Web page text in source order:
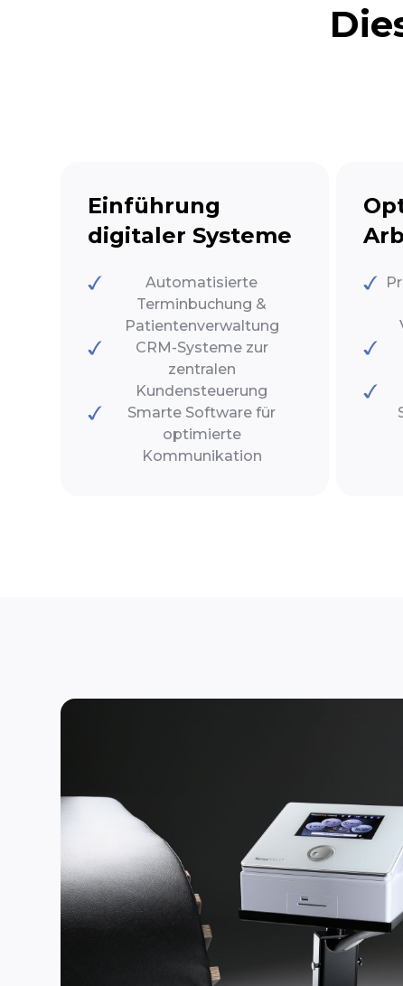
Einführung
digitaler Systeme
Automatisierte
Terminbuchung &
Patientenverwaltung
CRM-Systeme zur
zentralen
Kundensteuerung
Smarte Software für
optimierte
Kommunikation